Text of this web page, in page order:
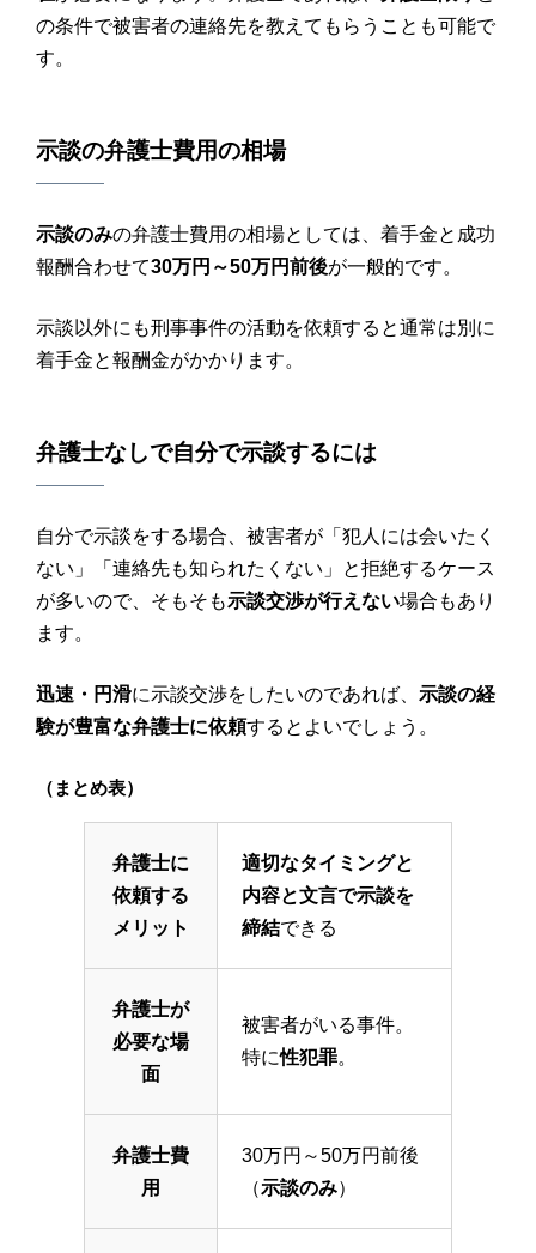
の条件で被害者の連絡先を教えてもらうことも可能で
す。
示談の弁護士費用の相場
示談のみの弁護士費用の相場としては、着手金と成功
報酬合わせて30万円～50万円前後が一般的です。
示談以外にも刑事事件の活動を依頼すると通常は別に
着手金と報酬金がかかります。
弁護士なしで自分で示談するには
自分で示談をする場合、被害者が「犯人には会いたく
ない」「連絡先も知られたくない」と拒絶するケース
が多いので、そもそも示談交渉が行えない場合もあり
ます。
迅速・円滑に示談交渉をしたいのであれば、 示談の経
験が豊富な弁護士に依頼するとよいでしょう。
（まとめ表）
弁護士に
依頼する
メリット
適切なタイミングと
内容と文言で示談を
締結できる
弁護士が
必要な場
面
被害者がいる事件。
特に性犯罪。
弁護士費
用
30万円～50万円前後
（示談のみ）